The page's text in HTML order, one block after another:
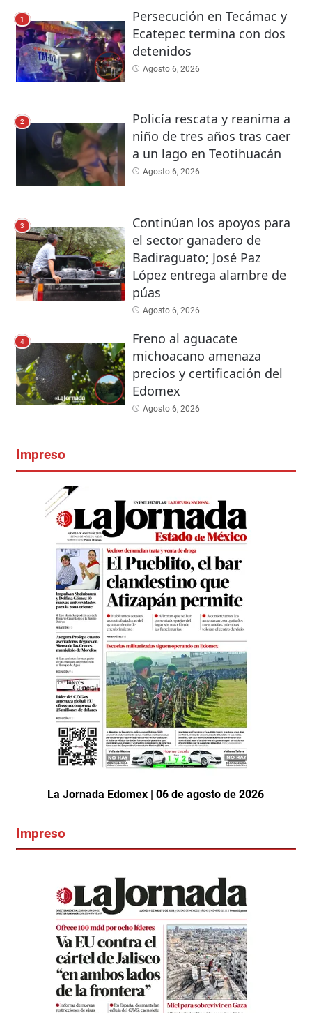
1
Persecución en Tecámac y
Ecatepec termina con dos
detenidos
Agosto 6, 2026
2
Policía rescata y reanima a
niño de tres años tras caer
a un lago en Teotihuacán
Agosto 6, 2026
3
Continúan los apoyos para
el sector ganadero de
Badiraguato; José Paz
López entrega alambre de
púas
Agosto 6, 2026
4
Freno al aguacate
michoacano amenaza
precios y certificación del
Edomex
Agosto 6, 2026
Impreso
La Jornada Edomex | 06 de agosto de 2026
Impreso